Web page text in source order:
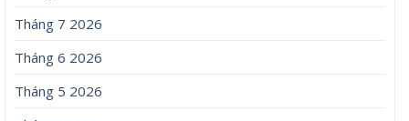
Tháng 7 2026
Tháng 6 2026
Tháng 5 2026